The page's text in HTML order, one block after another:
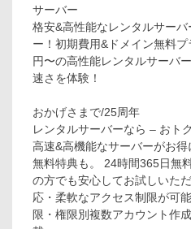
サーバー
格安&高性能なレンタルサー
ー！初期費用&ドメイン無料
円〜の高性能レンタルサーバ
速さを体験！
おかげさまで/25周年
レンタルサーバーなら – おト
高速&高機能なサーバーがお
無料特典も。 24時間365日無
の方でも安心してお試しいた
応・柔軟なアクセス制限が可
限・権限別複数アカウント作